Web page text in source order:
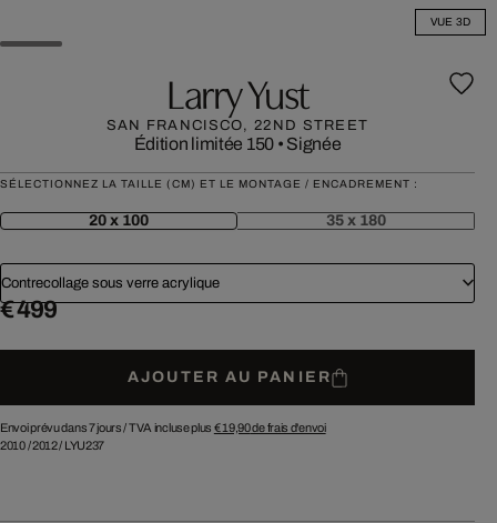
VUE 3D
Larry Yust
SAN FRANCISCO, 22ND STREET
Édition limitée 150 • Signée
SÉLECTIONNEZ LA TAILLE (CM) ET LE MONTAGE / ENCADREMENT :
20 x 100 35 x 180
Contrecollage sous verre acrylique
€ 499
AJOUTER AU PANIER
Envoi prévu dans 7 jours /TVA incluse plus € 19,90de frais d'envoi
2010/2012/ LYU237